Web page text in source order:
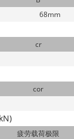
68mm
cr
cor
疲劳载荷极限